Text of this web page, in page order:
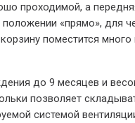
проходимой, а
«прямо», для
поместится
до 9 месяцев и
позволяет
системой